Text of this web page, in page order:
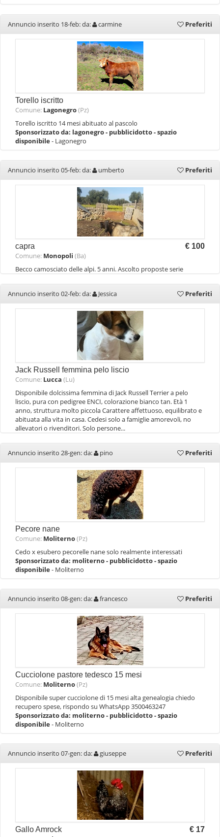
Annuncio inserito 18-feb: da: carmine Preferiti
Torello iscritto
Comune: Lagonegro(Pz)
Torello iscritto 14 mesi abituato al pascolo
Sponsorizzato da: lagonegro - pubblicidotto - spazio
disponibile- Lagonegro
Annuncio inserito 05-feb: da: umberto Preferiti
capra € 100
Comune: Monopoli (Ba)
Becco camosciato delle alpi. 5 anni. Ascolto proposte serie
Annuncio inserito 02-feb: da: Jessica Preferiti
Jack Russell femmina pelo liscio
Comune: Lucca (Lu)
Disponibile dolcissima femmina di Jack Russell Terrier a pelo
liscio, pura con pedigree ENCI, colorazione bianco tan. Età 1
anno, struttura molto piccola Carattere affettuoso, equilibrato e
abituata alla vita in casa. Cedesi solo a famiglie amorevoli, no
allevatori o rivenditori. Solo persone...
Annuncio inserito 28-gen: da: pino Preferiti
Pecore nane
Comune: Moliterno(Pz)
Cedo x esubero pecorelle nane solo realmente interessati
Sponsorizzato da: moliterno - pubblicidotto - spazio
disponibile- Moliterno
Annuncio inserito 08-gen: da: francesco Preferiti
Cucciolone pastore tedesco 15 mesi
Comune: Moliterno(Pz)
Disponibile super cucciolone di 15 mesi alta genealogia chiedo
recupero spese, rispondo su WhatsApp 3500463247
Sponsorizzato da: moliterno - pubblicidotto - spazio
disponibile- Moliterno
Annuncio inserito 07-gen: da: giuseppe Preferiti
Gallo Amrock € 17